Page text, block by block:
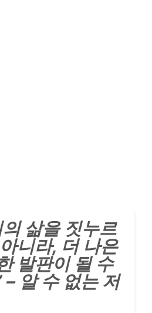
삶을 짓누르
니라, 더 나은
발판이 될 수
– 알 수 없는 저